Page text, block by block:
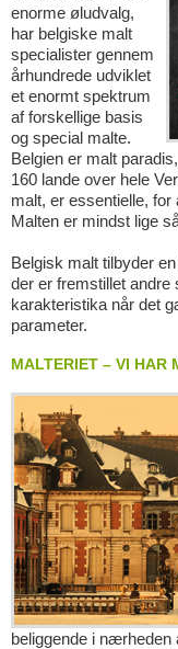
enorme øludvalg,
har belgiske malt
specialister gennem
århundrede udviklet
et enormt spektrum
af forskellige basis
og special malte.
Belgien er malt
160 lande over hele
malt, er essentielle,
Malten er mindst lige
Belgisk malt tilbyder
der er fremstillet andre
karakteristika når det
parameter.
MALTERIET – VI HAR
beliggende i nærheden